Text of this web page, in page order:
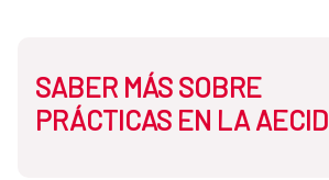
SABER MÁS SOBRE
PRÁCTICAS EN LA AECID